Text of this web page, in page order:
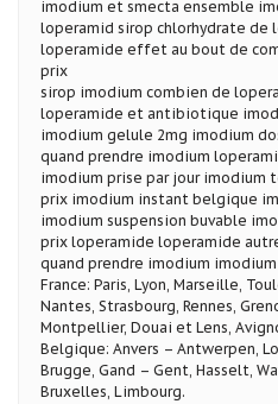
imodium et smecta ensemble
loperamid sirop chlorhydrate de
loperamide effet au bout de
prix
sirop imodium combien de
loperamide et antibiotique
imodium gelule 2mg imodium
quand prendre imodium
imodium prise par jour imodium
prix imodium instant belgique
imodium suspension buvable
prix loperamide loperamide
quand prendre imodium
France: Paris, Lyon, Marseille,
Nantes, Strasbourg, Rennes,
Montpellier, Douai et Lens,
Belgique: Anvers – Antwerpen,
Brugge, Gand – Gent, Hasselt,
Bruxelles, Limbourg.